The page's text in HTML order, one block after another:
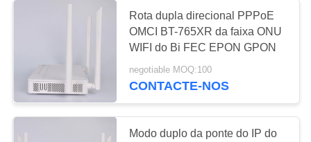
CONTROLE
DA
QUALIDADE
onu do gpon
61
Rota dupla direcional PPPoE
OMCI BT-765XR da faixa ONU
WIFI do Bi FEC EPON GPON
negotiable MOQ:100
CONTACTE-NOS
Modo duplo da ponte do IP do